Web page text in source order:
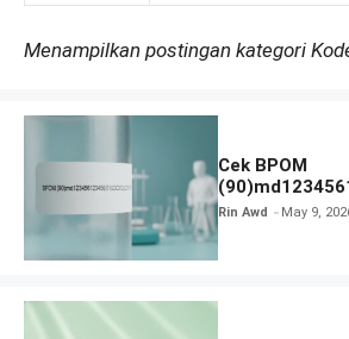
Menampilkan postingan kategori
Cek BPOM
2 Apakah
Rin Awd May 9,